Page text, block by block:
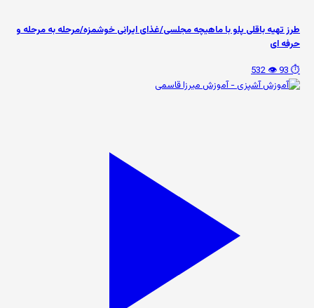
طرز تهیه باقلی پلو با ماهیچه مجلسی/غذای ایرانی خوشمزه/مرحله به مرحله و
حرفه ای
⏱️ 93
👁️ 532